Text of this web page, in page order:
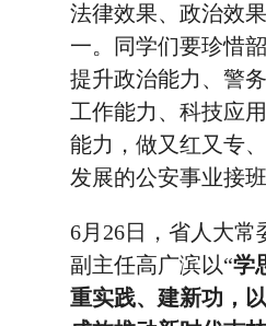
法律效果、政治效
一。同学们要珍惜
提升政治能力、警
工作能力、科技应
能力，做又红又专
发展的公安事业接班
6月26日，省人大常
副主任高广滨以“学
重实践、建新功，